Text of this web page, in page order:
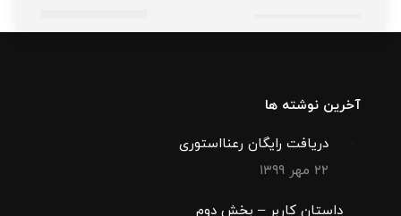
آخرین نوشته ها
دریافت رایگان رعنااستوری
۲۲ مهر ۱۳۹۹
داستان کاربر – بخش دوم